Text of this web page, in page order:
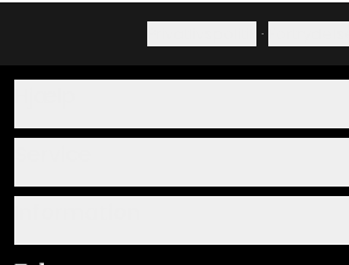
·
Om os
Monteringsvejledninger